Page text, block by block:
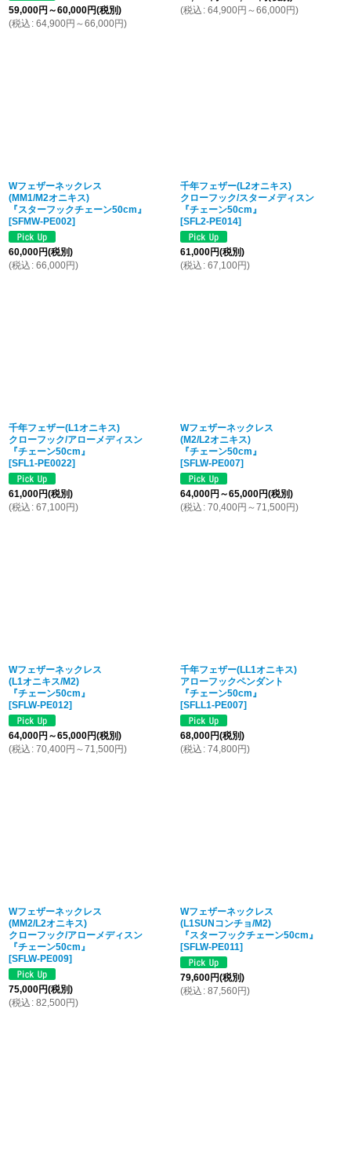
59,000円 ～60,000円(税別)
(税込 : 64,900円 ～66,000円)
(税込 : 64,900円 ～66,000円)
Wフェザーネックレス
(MM1/M2オニキス)
『スターフックチェーン50cm』
[SFMW-PE002]
60,000円(税別)
(税込 : 66,000円)
千年フェザー(L2オニキス)
クローフック/スターメディスン
『チェーン50cm』
[SFL2-PE014]
61,000円(税別)
(税込 : 67,100円)
千年フェザー(L1オニキス)
クローフック/アローメディスン
『チェーン50cm』
[SFL1-PE0022]
61,000円(税別)
(税込 : 67,100円)
Wフェザーネックレス
(M2/L2オニキス)
『チェーン50cm』
[SFLW-PE007]
64,000円 ～65,000円(税別)
(税込 : 70,400円 ～71,500円)
Wフェザーネックレス
(L1オニキス/M2)
『チェーン50cm』
[SFLW-PE012]
64,000円 ～65,000円(税別)
(税込 : 70,400円 ～71,500円)
千年フェザー(LL1オニキス)
アローフックペンダント
『チェーン50cm』
[SFLL1-PE007]
68,000円(税別)
(税込 : 74,800円)
Wフェザーネックレス
(MM2/L2オニキス)
クローフック/アローメディスン
『チェーン50cm』
[SFLW-PE009]
75,000円(税別)
(税込 : 82,500円)
Wフェザーネックレス
(L1SUNコンチョ/M2)
『スターフックチェーン50cm』
[SFLW-PE011]
79,600円(税別)
(税込 : 87,560円)